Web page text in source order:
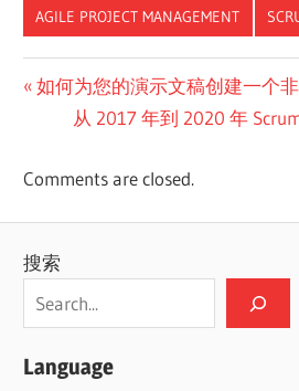
AGILE PROJECT MANAGEMENT
文
导
航
Previous
如何为您的演示文稿创建一个
Next
从 2017 年到 2020 年
Comments are closed.
搜索
Language